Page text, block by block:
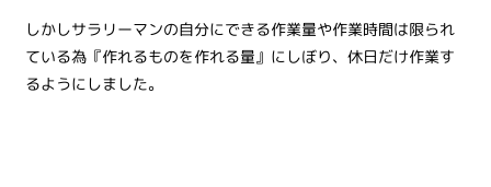
しかしサラリーマンの自分にできる作業量や作業時間は限られ
ている為『作れるものを作れる量』にしぼり、休日だけ作業す
るようにしました。